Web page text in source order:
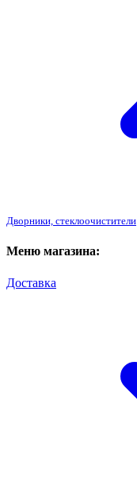
Дворники, стеклоочистители
Меню магазина:
Доставка